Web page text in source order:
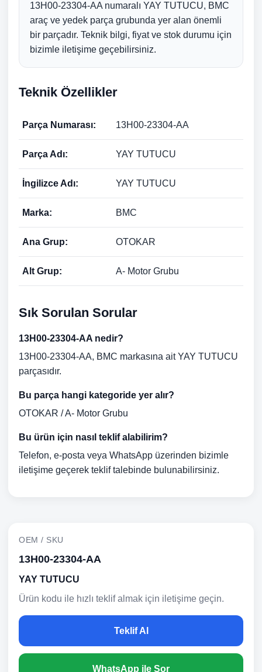
13H00-23304-AA numaralı YAY TUTUCU, BMC
araç ve yedek parça grubunda yer alan önemli
bir parçadır. Teknik bilgi, fiyat ve stok durumu için
bizimle iletişime geçebilirsiniz.
Teknik Özellikler
Parça Numarası: 13H00-23304-AA
Parça Adı: YAY TUTUCU
İngilizce Adı: YAY TUTUCU
Marka: BMC
Ana Grup: OTOKAR
Alt Grup: A- Motor Grubu
Sık Sorulan Sorular
13H00-23304-AA nedir?
13H00-23304-AA, BMC markasına ait YAY TUTUCU
parçasıdır.
Bu parça hangi kategoride yer alır?
OTOKAR / A- Motor Grubu
Bu ürün için nasıl teklif alabilirim?
Telefon, e-posta veya WhatsApp üzerinden bizimle
iletişime geçerek teklif talebinde bulunabilirsiniz.
OEM / SKU
13H00-23304-AA
YAY TUTUCU
Ürün kodu ile hızlı teklif almak için iletişime geçin.
Teklif Al
WhatsApp ile Sor